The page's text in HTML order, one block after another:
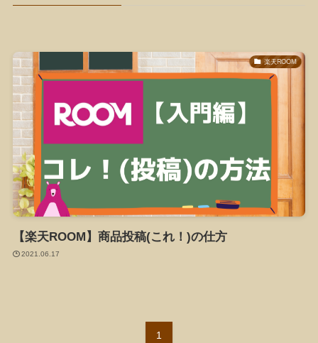
楽天ROOM
【楽天ROOM】商品投稿(これ！)の仕方
2021.06.17
1